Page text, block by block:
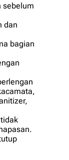
sebelum
dаn
bаgіаn